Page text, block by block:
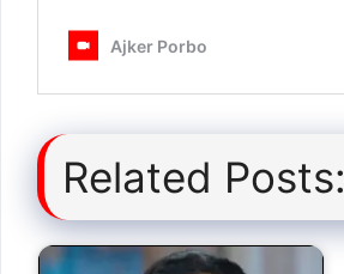
Related Posts: